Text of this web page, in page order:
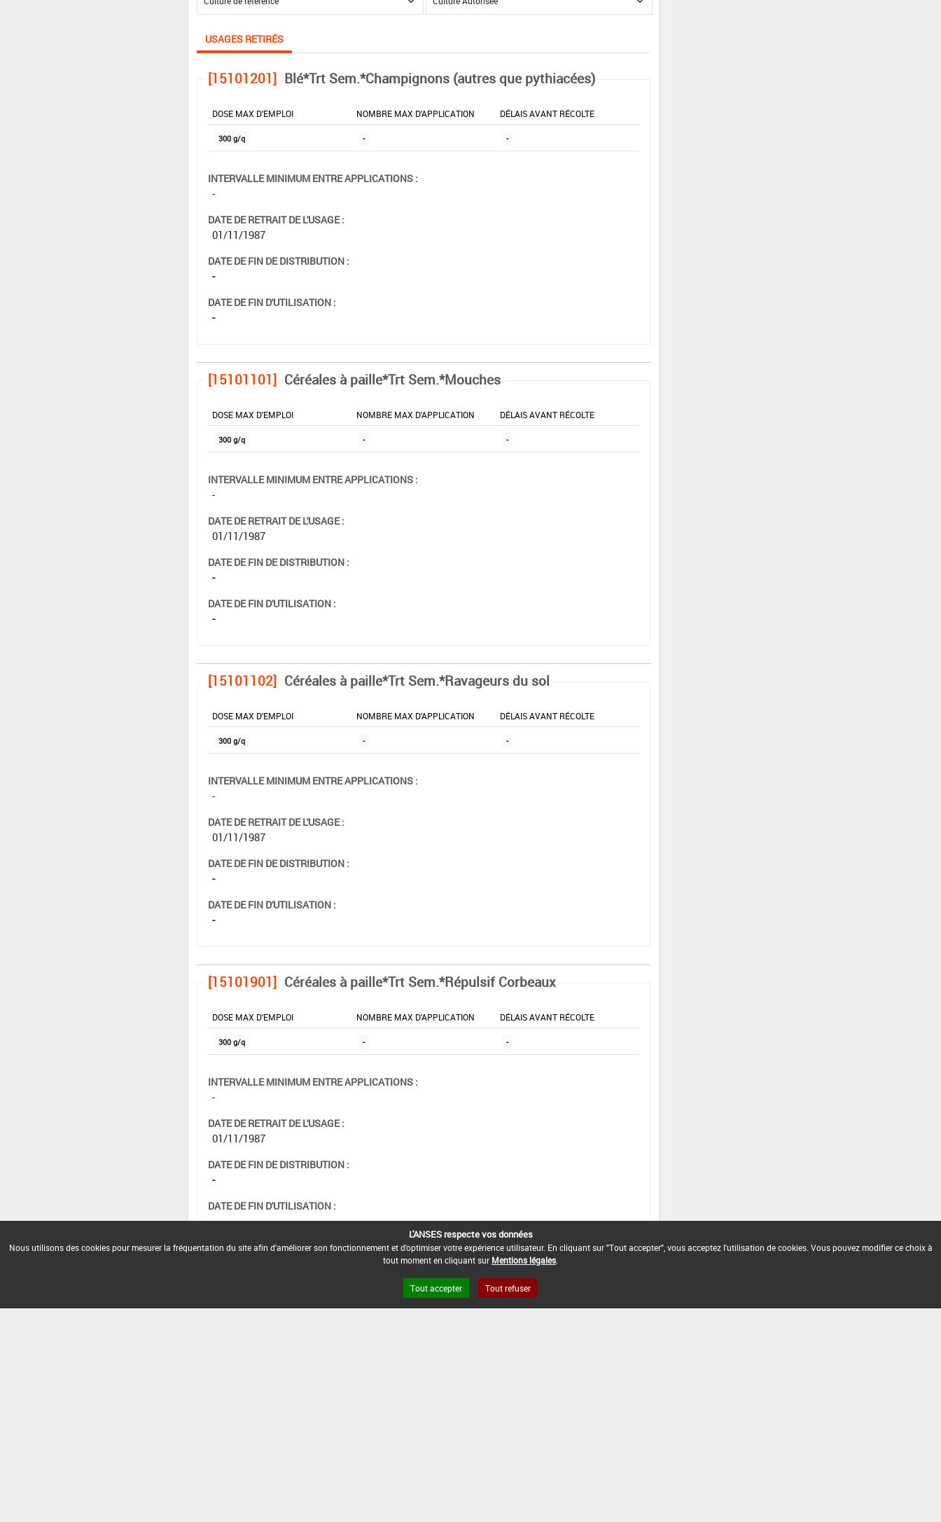
USAGES RETIRÉS
[15101201] Blé*Trt Sem.*Champignons (autres que pythiacées)
DOSE MAX D'EMPLOI NOMBRE MAX D'APPLICATION DÉLAIS AVANT RÉCOLTE
300 g/q - -
INTERVALLE MINIMUM ENTRE APPLICATIONS :
-
DATE DE RETRAIT DE L'USAGE :
01/11/1987
DATE DE FIN DE DISTRIBUTION :
-
DATE DE FIN D'UTILISATION :
-
[15101101] Céréales à paille*Trt Sem.*Mouches
DOSE MAX D'EMPLOI NOMBRE MAX D'APPLICATION DÉLAIS AVANT RÉCOLTE
300 g/q - -
INTERVALLE MINIMUM ENTRE APPLICATIONS :
-
DATE DE RETRAIT DE L'USAGE :
01/11/1987
DATE DE FIN DE DISTRIBUTION :
-
DATE DE FIN D'UTILISATION :
-
[15101102] Céréales à paille*Trt Sem.*Ravageurs du sol
DOSE MAX D'EMPLOI NOMBRE MAX D'APPLICATION DÉLAIS AVANT RÉCOLTE
300 g/q - -
INTERVALLE MINIMUM ENTRE APPLICATIONS :
-
DATE DE RETRAIT DE L'USAGE :
01/11/1987
DATE DE FIN DE DISTRIBUTION :
-
DATE DE FIN D'UTILISATION :
-
[15101901] Céréales à paille*Trt Sem.*Répulsif Corbeaux
DOSE MAX D'EMPLOI NOMBRE MAX D'APPLICATION DÉLAIS AVANT RÉCOLTE
300 g/q - -
INTERVALLE MINIMUM ENTRE APPLICATIONS :
-
DATE DE RETRAIT DE L'USAGE :
01/11/1987
DATE DE FIN DE DISTRIBUTION :
-
DATE DE FIN D'UTILISATION :
-
L'ANSES respecte vos données
Nous utilisons des cookies pour mesurer la fréquentation du site afin d'améliorer son fonctionnement et d'optimiser votre expérience utilisateur. En cliquant sur "Tout accepter", vous acceptez l'utilisation de cookies. Vous pouvez modifier ce choix à
tout moment en cliquant sur Mentions légales
Tout accepter Tout refuser